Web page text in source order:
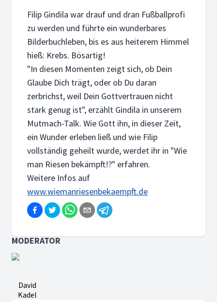
Filip Gindila war drauf und dran Fußballprofi
zu werden und führte ein wunderbares
Bilderbuchleben, bis es aus heiterem Himmel
hieß: Krebs. Bösartig!
"In diesen Momenten zeigt sich, ob Dein
Glaube Dich trägt, oder ob Du daran
zerbrichst, weil Dein Gottvertrauen nicht
stark genug ist", erzählt Gindila in unserem
Mutmach-Talk. Wie Gott ihn, in dieser Zeit,
ein Wunder erleben ließ und wie Filip
vollständig geheilt wurde, werdet ihr in "Wie
man Riesen bekämpft!?" erfahren.
Weitere Infos auf
www.wiemanriesenbekaempft.de
MODERATOR
David
Kadel